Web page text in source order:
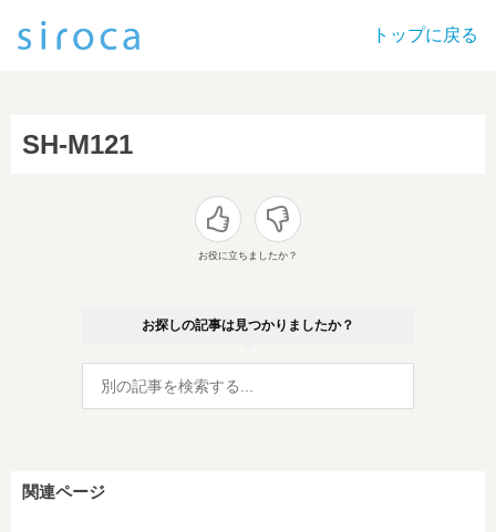
トップに戻る
SH-M121
お役に立ちましたか？
お探しの記事は見つかりましたか？
関連ページ